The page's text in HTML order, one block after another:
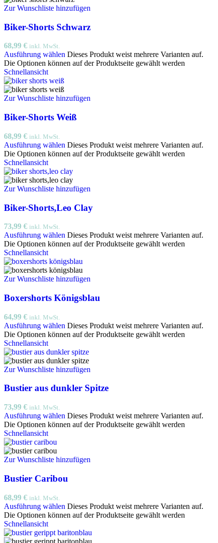
Zur Wunschliste hinzufügen
Biker-Shorts Schwarz
68,99 € inkl. MwSt.
Ausführung wählen Dieses Produkt weist mehrere Varianten auf.
Die Optionen können auf der Produktseite gewählt werden
Schnellansicht
Zur Wunschliste hinzufügen
Biker-Shorts Weiß
68,99 € inkl. MwSt.
Ausführung wählen Dieses Produkt weist mehrere Varianten auf.
Die Optionen können auf der Produktseite gewählt werden
Schnellansicht
Zur Wunschliste hinzufügen
Biker-Shorts,Leo Clay
73,99 € inkl. MwSt.
Ausführung wählen Dieses Produkt weist mehrere Varianten auf.
Die Optionen können auf der Produktseite gewählt werden
Schnellansicht
Zur Wunschliste hinzufügen
Boxershorts Königsblau
64,99 € inkl. MwSt.
Ausführung wählen Dieses Produkt weist mehrere Varianten auf.
Die Optionen können auf der Produktseite gewählt werden
Schnellansicht
Zur Wunschliste hinzufügen
Bustier aus dunkler Spitze
73,99 € inkl. MwSt.
Ausführung wählen Dieses Produkt weist mehrere Varianten auf.
Die Optionen können auf der Produktseite gewählt werden
Schnellansicht
Zur Wunschliste hinzufügen
Bustier Caribou
68,99 € inkl. MwSt.
Ausführung wählen Dieses Produkt weist mehrere Varianten auf.
Die Optionen können auf der Produktseite gewählt werden
Schnellansicht